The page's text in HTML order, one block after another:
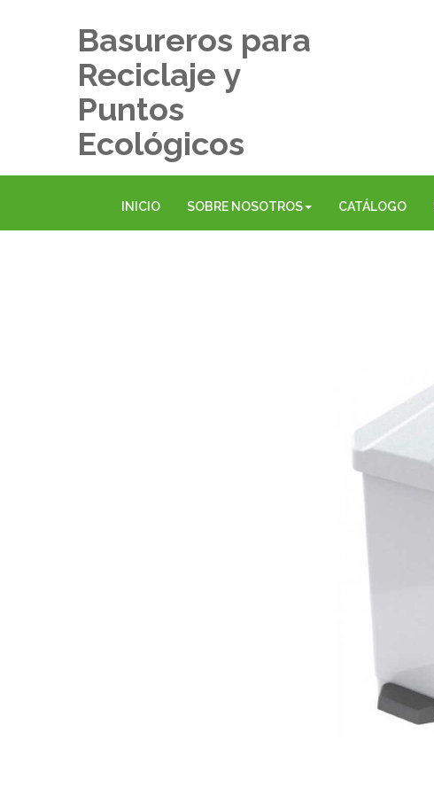
Basureros para
Reciclaje y
Puntos
Ecológicos
INICIO SOBRE NOSOTROS CATÁLOGO